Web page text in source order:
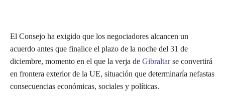
El Consejo ha exigido que los negociadores alcancen un
acuerdo antes que finalice el plazo de la noche del 31 de
diciembre, momento en el que la verja de Gibraltarse convertirá
en frontera exterior de la UE, situación que determinaría nefastas
consecuencias económicas, sociales y políticas.